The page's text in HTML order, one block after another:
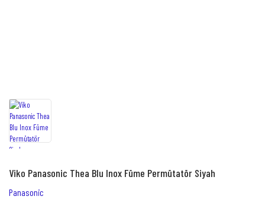
Viko Panasonic Thea Blu Inox Füme Permütatör Siyah
Panasonic